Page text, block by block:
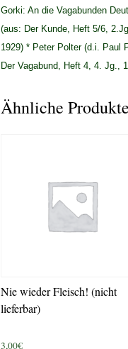
Gorki: An die Vagabunden
(aus: Der Kunde, Heft 5/6,
1929) * Peter Polter (d.i. Paul
Der Vagabund, Heft 4, 4. Jg.,
Ähnliche Produkte
Nie wieder Fleisch! (nicht
lieferbar)
3,00€